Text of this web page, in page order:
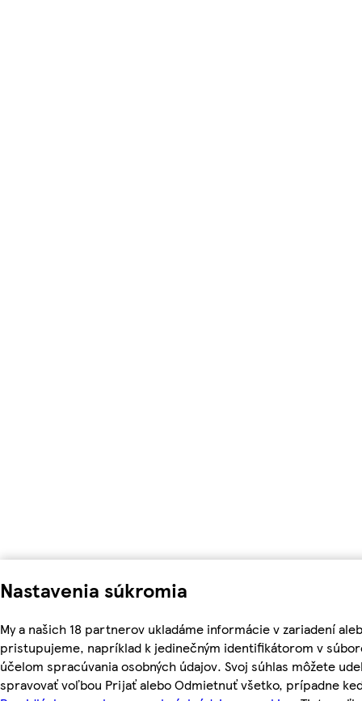
Nastavenia súkromia
My a našich 18 partnerov ukladáme informácie v zariadení
pristupujeme, napríklad k jedinečným identifikátorom v
účelom spracúvania osobných údajov. Svoj súhlas môžete
spravovať voľbou Prijať alebo Odmietnuť všetko, prípadne